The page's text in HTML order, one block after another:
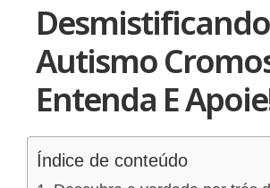
Autismo
Entenda E
Índice de conteúdo